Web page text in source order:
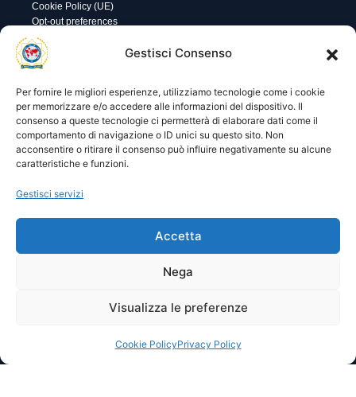
Gestisci Consenso
Per fornire le migliori esperienze, utilizziamo tecnologie come i cookie
per memorizzare e/o accedere alle informazioni del dispositivo. Il
consenso a queste tecnologie ci permetterà di elaborare dati come il
comportamento di navigazione o ID unici su questo sito. Non
acconsentire o ritirare il consenso può influire negativamente su alcune
caratteristiche e funzioni.
Gestisci servizi
Accetta
Nega
Visualizza le preferenze
Cookie PolicyPrivacy Policy
Cookie Policy (UE)
Opt-out preferences
Utility
Visite di oggi: 0
Visite totali: 13748
Area gestione
Password
© 2025 I.P.A. Italia E.T.S. n. 36463 – Via Niccolò Copernico nr.
ipaitalia@pec.ipa-italia.it –Powered by